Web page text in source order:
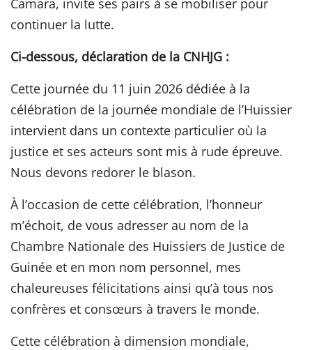
continuer la lutte.
Ci-dessous, déclaration de la CNHJG :
Cette journée du 11 juin 2026 dédiée à la
célébration de la journée mondiale de l’Huissier
intervient dans un contexte particulier où la
justice et ses acteurs sont mis à rude épreuve.
Nous devons redorer le blason.
À l’occasion de cette célébration, l’honneur
m’échoit, de vous adresser au nom de la
Chambre Nationale des Huissiers de Justice de
Guinée et en mon nom personnel, mes
chaleureuses félicitations ainsi qu’à tous nos
confrères et consœurs à travers le monde.
Cette célébration à dimension mondiale,